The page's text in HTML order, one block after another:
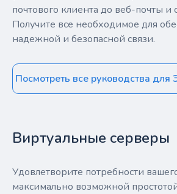
почтового клиента до веб-почты и
Получите все необходимое для
надежной и безопасной связи.
Посмотреть все руководства для
Виртуальные серверы
Удовлетворите потребности
максимально возможной